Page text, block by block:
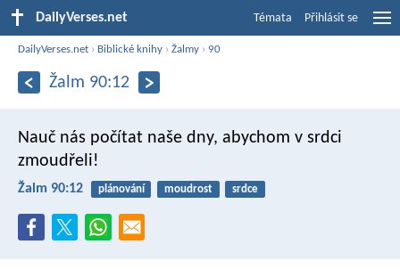
DailyVerses.net Témata Přihlásit se
DailyVerses.net › Biblické knihy ›Žalmy › 90
Žalm 90:12
Nauč nás počítat naše dny, abychom v srdci
zmoudřeli!
Žalm 90:12 plánování moudrost srdce